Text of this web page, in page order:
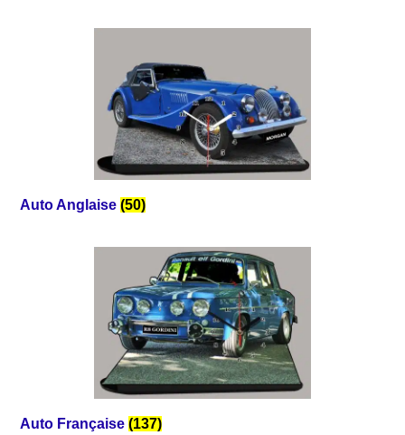
Auto Anglaise (50)
Auto Française (137)